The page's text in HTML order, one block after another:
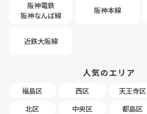
阪神電鉄
阪神なんば線
阪神本線
近鉄大阪線
人気のエリア
福島区 西区 天王寺区
北区
中央区 都島区